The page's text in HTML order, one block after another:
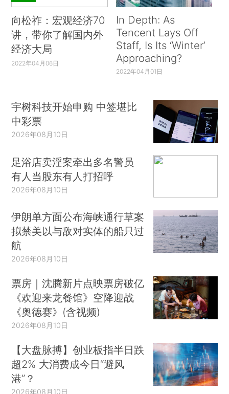
向松祚：宏观经济70
讲，带你了解国内外
经济大局
2022年04月06日
In Depth: As
Tencent Lays Off
Staff, Is Its ‘Winter’
Approaching?
2022年04月01日
宇树科技开始申购 中签堪比
中彩票
2026年08月10日
足浴店卖淫案牵出多名警员
有人当股东有人打招呼
2026年08月10日
伊朗单方面公布海峡通行草案
拟禁美以与敌对实体的船只过
航
2026年08月10日
票房｜沈腾新片点映票房破亿
《欢迎来龙餐馆》空降迎战
《奥德赛》(含视频)
2026年08月10日
【大盘脉搏】创业板指半日跌
超2% 大消费成今日“避风
港”？
2026年08月10日